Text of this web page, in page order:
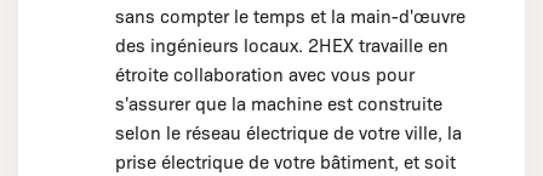
sans compter le temps et la main-d'œuvre
des ingénieurs locaux. 2HEX travaille en
étroite collaboration avec vous pour
s'assurer que la machine est construite
selon le réseau électrique de votre ville, la
prise électrique de votre bâtiment, et soit